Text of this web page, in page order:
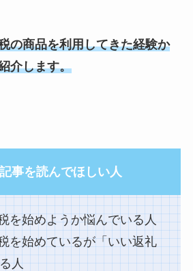
の商品を利用してきた経験か
介します。
事を読んでほしい人
を始めようか悩んでいる人
を始めているが「いい返礼
人